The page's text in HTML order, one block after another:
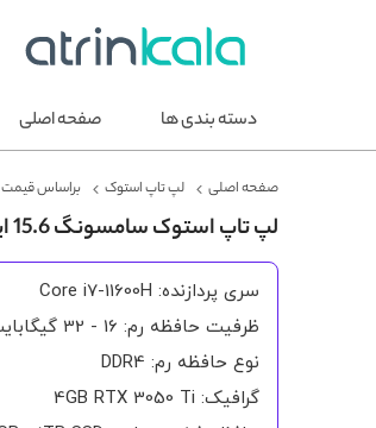
دسته بندی ها
صفحه اصلی
صفحه اصلی لپ تاپ استوک براساس قیمت
لپ تاپ استوک سامسونگ 15.6 اینچ GALAXY BOOK ODYSSEY NP762XDA CORE I7-11600H FHD
سری پردازنده: Core i7-11600H
ظرفیت حافظه رم: 16 - 32 گیگابایت
نوع حافظه رم: DDR4
گرافیک: 4GB RTX 3050 Ti